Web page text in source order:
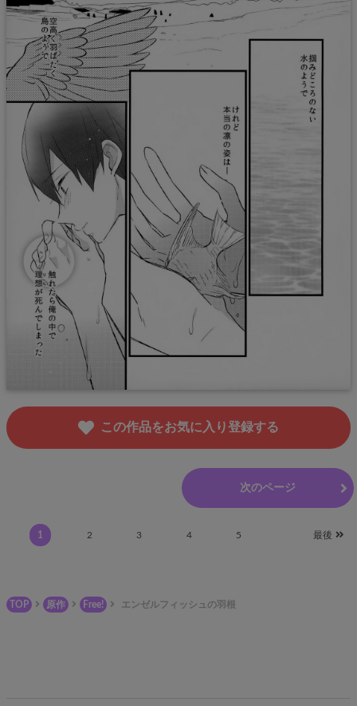
この作品をお気に入り登録する
次のページ
1 2 3 4 5 最後
TOP 原作 Free! エンゼルフィッシュの羽根